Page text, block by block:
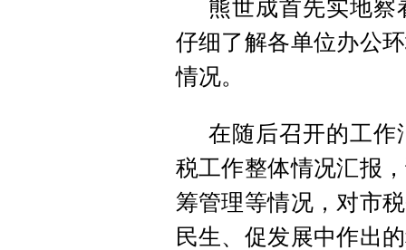
熊世成首先实地
仔细了解各单位办公
情况。
在随后召开的工作
税工作整体情况汇报
筹管理等情况，对市
民生、促发展中作出